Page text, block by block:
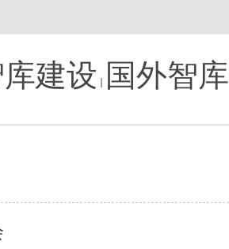
建设 国外智库